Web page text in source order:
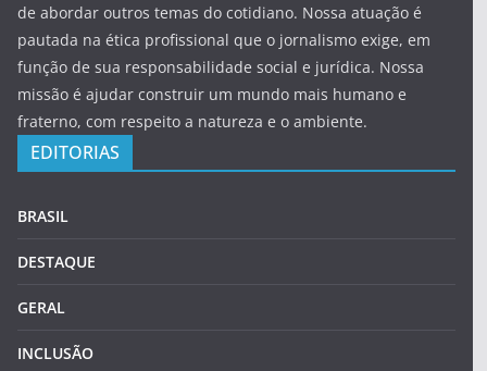
de abordar outros temas do cotidiano. Nossa atuação é
pautada na ética profissional que o jornalismo exige, em
função de sua responsabilidade social e jurídica. Nossa
missão é ajudar construir um mundo mais humano e
fraterno, com respeito a natureza e o ambiente.
EDITORIAS
BRASIL
DESTAQUE
GERAL
INCLUSÃO